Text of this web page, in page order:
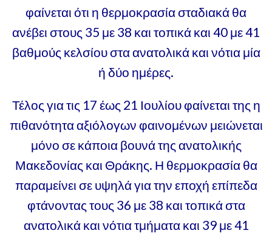
φαίνεται ότι η θερμοκρασία σταδιακά θα
ανέβει στους 35 με 38 και τοπικά και 40 με 41
βαθμούς κελσίου στα ανατολικά και νότια μία
ή δύο ημέρες.
Τέλος για τις 17 έως 21 Ιουλίου φαίνεται της η
πιθανότητα αξιόλογων φαινομένων μειώνεται
μόνο σε κάποια βουνά της ανατολικής
Μακεδονίας και Θράκης. Η θερμοκρασία θα
παραμείνει σε υψηλά για την εποχή επίπεδα
φτάνοντας τους 36 με 38 και τοπικά στα
ανατολικά και νότια τμήματα και 39 με 41